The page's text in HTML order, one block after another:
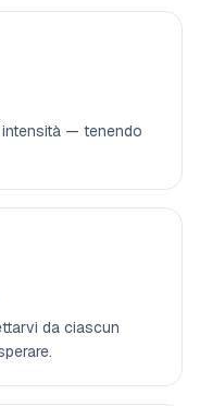
— tenendo
da ciascun